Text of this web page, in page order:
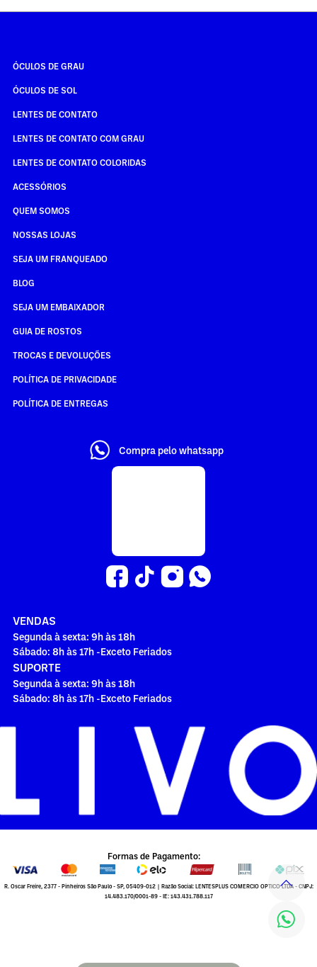
ÓCULOS DE GRAU
ÓCULOS DE SOL
LENTES DE CONTATO
LENTES DE CONTATO COM GRAU
LENTES DE CONTATO COLORIDAS
ACESSÓRIOS
QUEM SOMOS
NOSSAS LOJAS
SEJA UM FRANQUEADO
BLOG
SEJA UM EMBAIXADOR
GUIA DE ROSTOS
TROCAS E DEVOLUÇÕES
POLÍTICA DE PRIVACIDADE
POLÍTICA DE ENTREGAS
Compra pelo whatsapp
VENDAS
Segunda à sexta: 9h às 18h
Sábado: 8h às 17h -Exceto Feriados
SUPORTE
Segunda à sexta: 9h às 18h
Sábado: 8h às 17h -Exceto Feriados
Formas de Pagamento:
R. Oscar Freire, 2377 - Pinheiros São Paulo - SP, 05409-012 | Razão Social: LENTESPLUS COMERCIO OPTICO LTDA - CNPJ:
14.483.170/0001-89 - IE: 143.431.788.117